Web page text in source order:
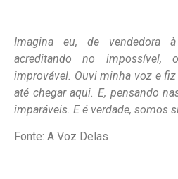
Imagina eu, de vendedora à
acreditando no
improvável. Ouvi minha voz e
até chegar aqui. E, pensando
imparáveis. E é verdade, somos
Fonte: A Voz Delas